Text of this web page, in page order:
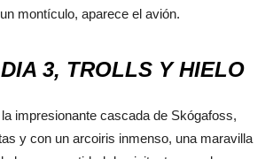
montículo, aparece el avión.
DIA 3, TROLLS Y HIELO
impresionante cascada de Skógafoss,
y con un arcoiris inmenso, una maravilla